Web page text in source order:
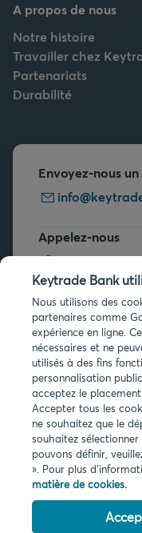
A propos de nous
Notre histoire
Travailler chez
Partenariats
Durabilité
Envoyez-nous
Appelez-nous
+32 2 679 90
Vous avez des
Questions
Infos légales
Privacy
Cookies
PSD2
Accessibilité
Keytrade Bank
Nous utilisons des
partenaires comme
expérience en ligne.
nécessaires et ne
utilisés à des fins
personnalisation
acceptez le
Accepter tous les
ne souhaitez que le
souhaitez
pouvons définir,
». Pour plus
matière de cookies.